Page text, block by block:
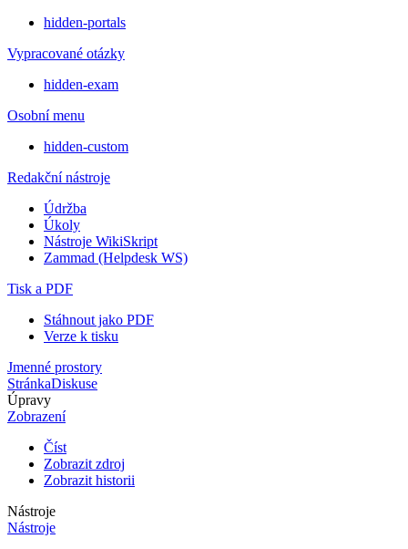
hidden-portals
Vypracované otázky
hidden-exam
Osobní menu
hidden-custom
Redakční nástroje
Údržba
Úkoly
Nástroje WikiSkript
Zammad (Helpdesk WS)
Tisk a PDF
Stáhnout jako PDF
Verze k tisku
Jmenné prostory
StránkaDiskuse
Úpravy
Zobrazení
Číst
Zobrazit zdroj
Zobrazit historii
Nástroje
Nástroje